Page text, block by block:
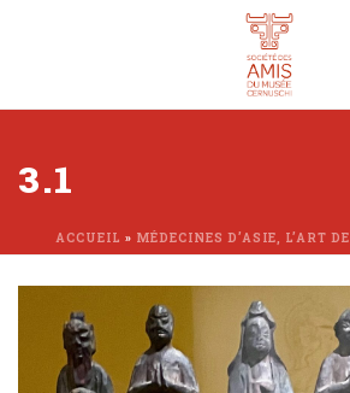
3.1
ACCUEIL » MÉDECINES D’ASIE, L’ART